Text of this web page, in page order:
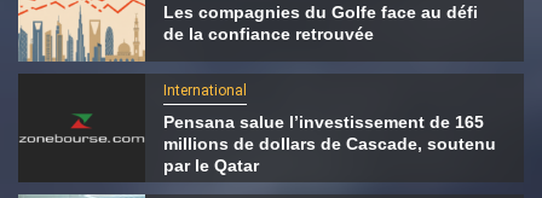
Les compagnies du Golfe face au défi
de la confiance retrouvée
International
Pensana salue l’investissement de 165
millions de dollars de Cascade, soutenu
par le Qatar